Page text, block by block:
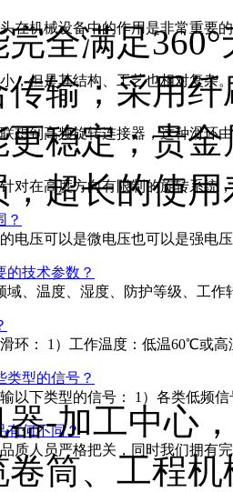
在机械设备中的作用是非常重要
，但是其结构、工艺也相对复杂
想到高频旋转连接器，这种滑环
对在高度方向有限制的旋转系统
？
电压可以是微电压也可以是强电
的技术参数？
域、温度、湿度、防护等级、工
环： 1）工作温度：低温60℃或高
类型的信号？
以下类型的信号： 1）各类低频
有何不同？
质人员严格把关，同时我们拥有
全满足
输；采用
更稳定；贵
超长的使
-加工中心
筒、工程